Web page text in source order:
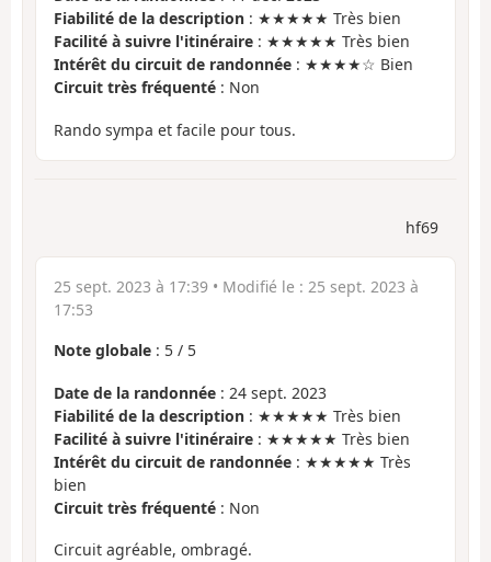
Fiabilité de la description : ★★★★★ Très bien
Facilité à suivre l'itinéraire : ★★★★★ Très bien
Intérêt du circuit de randonnée : ★★★★☆ Bien
Circuit très fréquenté : Non
Rando sympa et facile pour tous.
hf69
25 sept. 2023 à 17:39 • Modifié le : 25 sept. 2023 à
17:53
Note globale : 5 / 5
Date de la randonnée : 24 sept. 2023
Fiabilité de la description : ★★★★★ Très bien
Facilité à suivre l'itinéraire : ★★★★★ Très bien
Intérêt du circuit de randonnée : ★★★★★ Très
bien
Circuit très fréquenté : Non
Circuit agréable, ombragé.